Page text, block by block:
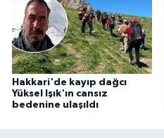
Hakkari'de kayıp dağcı
Yüksel Işık'ın cansız
bedenine ulaşıldı